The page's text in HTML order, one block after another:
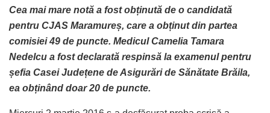
Cea mai mare notă a fost obținută de o candidată
pentru CJAS Maramureș, care a obținut din partea
comisiei 49 de puncte. Medicul Camelia Tamara
Nedelcu a fost declarată respinsă la examenul pentru
șefia Casei Județene de Asigurări de Sănătate Brăila,
ea obținând doar 20 de puncte.